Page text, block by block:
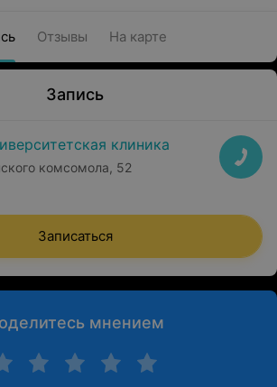
Отзывы На карте
Запись
клиника
комсомола, 52
Записаться
мнением